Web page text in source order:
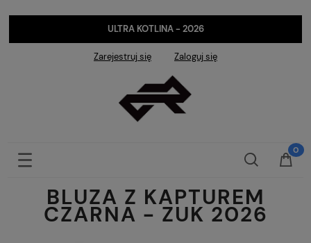
ULTRA KOTLINA - 2026
Zarejestruj się Zaloguj się
BLUZA Z KAPTUREM
CZARNA - ZUK 2026